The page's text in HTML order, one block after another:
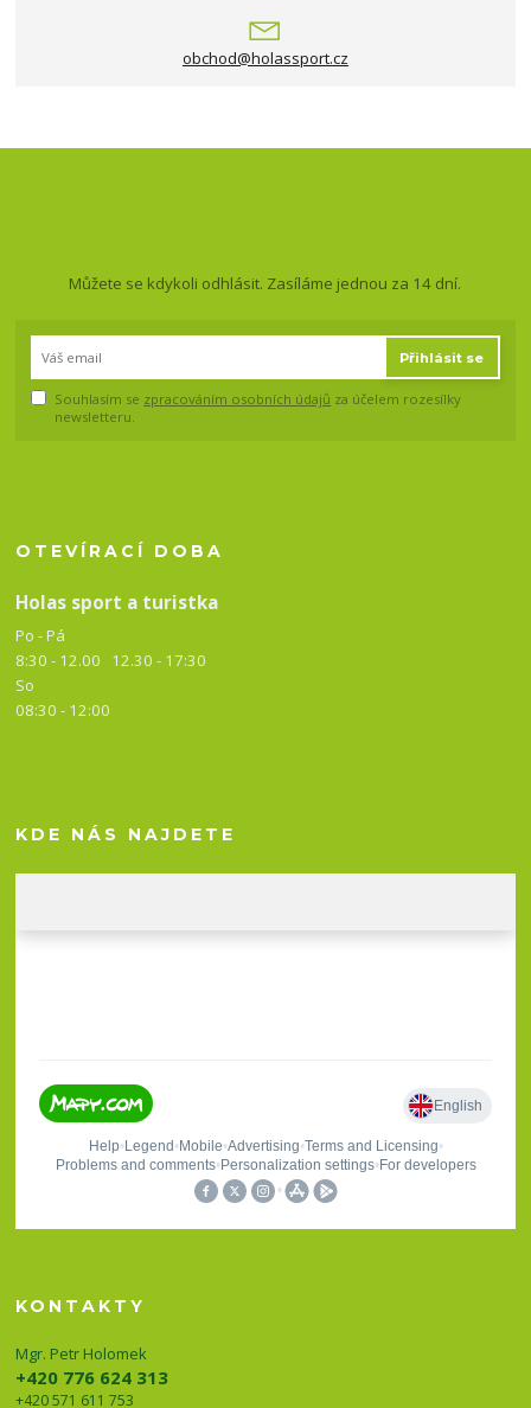
obchod@holassport.cz
Můžete se kdykoli odhlásit. Zasíláme jednou za 14 dní.
Přihlásit se
Souhlasím se zpracováním osobních údajů za účelem rozesílky
newsletteru.
OTEVÍRACÍ DOBA
Holas sport a turistka
Po - Pá
8:30 - 12.00 12.30 - 17:30
So
08:30 - 12:00
KDE NÁS NAJDETE
KONTAKTY
Mgr. Petr Holomek
+420 776 624 313
+420 571 611 753